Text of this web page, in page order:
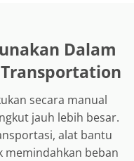
Dalam
secara manual
jauh lebih besar.
alat bantu
memindahkan beban